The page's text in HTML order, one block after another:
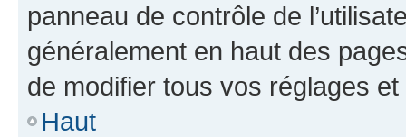
panneau de contrôle de
généralement en haut des
de modifier tous vos réglages
Haut